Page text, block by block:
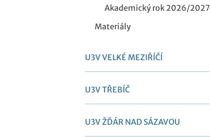
Akademický rok 2026/2027
Materiály
U3V VELKÉ MEZIŘÍČÍ
U3V TŘEBÍČ
U3V ŽĎÁR NAD SÁZAVOU